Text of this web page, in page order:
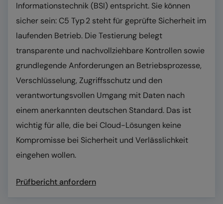
Informationstechnik (BSI) entspricht. Sie können
sicher sein: C5 Typ 2 steht für geprüfte Sicherheit im
laufenden Betrieb. Die Testierung belegt
transparente und nachvollziehbare Kontrollen sowie
grundlegende Anforderungen an Betriebsprozesse,
Verschlüsselung, Zugriffsschutz und den
verantwortungsvollen Umgang mit Daten nach
einem anerkannten deutschen Standard. Das ist
wichtig für alle, die bei Cloud-Lösungen keine
Kompromisse bei Sicherheit und Verlässlichkeit
eingehen wollen.
Prüfbericht anfordern